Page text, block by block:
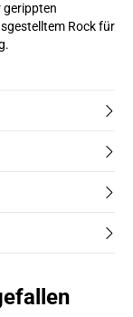
gerippten
Rock für